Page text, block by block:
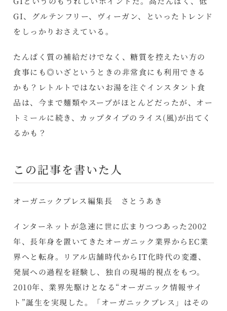
GI、グルテンフリー、ヴィーガン、といったトレンド
をしっかりおさえている。
たんぱく質の補給だけでなく、糖質を控えたい方の
食事にも◎いざというときの非常食にも利用できる
かも？レトルトではないお湯を注ぐインスタント食
品は、今まで麺類やスープがほとんどだったが、 オー
トミールに続き、カップタイプのライス(風)が出てく
るかも？
この記事を書いた人
オーガニックプレス編集長 さとうあき
インターネットが急速に世に広まりつつあった2002
年、長年身を置いてきたオーガニック業界からEC業
界へと転身。リアル店舗時代からIT化時代の変遷、
発展への過程を経験し、独自の現場的視点をもつ。
2010年、業界先駆けとなる“オーガニック情報サイ
ト”誕生を実現した。「オーガニックプレス」はその